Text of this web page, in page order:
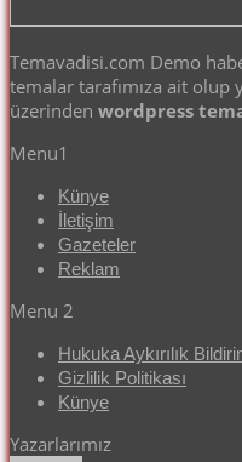
Temavadisi.com Demo
temalar tarafımıza ait olup
üzerinden wordpress
Menu1
Künye
İletişim
Gazeteler
Reklam
Menu 2
Hukuka Aykırılık
Gizlilik Politikası
Künye
Yazarlarımız